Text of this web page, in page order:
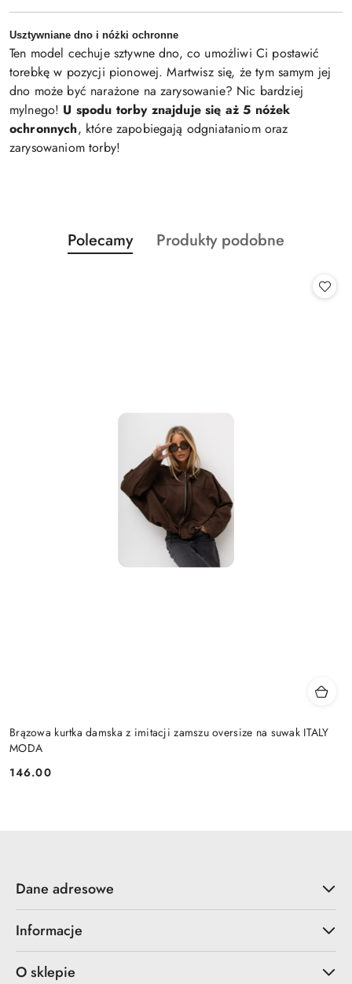
Usztywniane dno i nóżki ochronne
Ten model cechuje sztywne dno, co umożliwi Ci postawić
torebkę w pozycji pionowej. Martwisz się, że tym samym jej
dno może być narażone na zarysowanie? Nic bardziej
mylnego! U spodu torby znajduje się aż 5 nóżek
ochronnych, które zapobiegają odgniataniom oraz
zarysowaniom torby!
Pomiń karuzelę produktów
Produkty
o
Polecamy
Produkty
Produkty podobne
Brązowa kurtka damska z imitacji zamszu oversize na suwak ITALY
MODA
Cena:
146.00
Dane adresowe
Informacje
O sklepie